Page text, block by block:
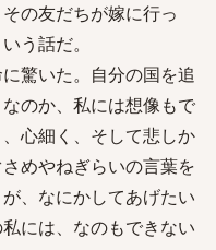
の友だちが嫁に行っ
う話だ。
驚いた。自分の国を追
のか、私には想像もで
心細く、そして悲しか
めやねぎらいの言葉を
、なにかしてあげたい
には、なのもできない